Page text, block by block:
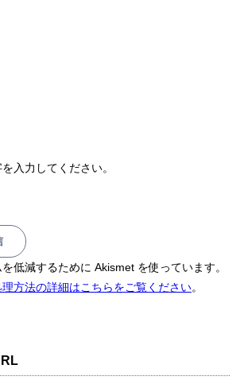
入力してください。
低減するために Akismet を使っています。
方法の詳細はこちらをご覧ください。